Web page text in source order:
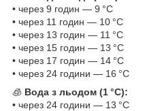
• через 9 годин — 9 °C
• через 11 годин — 10 °C
• через 13 годин — 11 °C
• через 15 годин — 13 °C
• через 17 годин — 14 °C
• через 24 години — 16 °C
🧊 Вода з льодом (1 °C):
• через 24 години — 13 °C